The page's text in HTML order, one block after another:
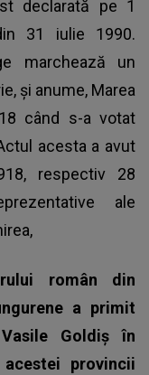
declarată pe 1
31 iulie 1990.
marchează un
și anume, Marea
când s-a votat
acesta a avut
respectiv 28
ale
român din
a primit
Goldiş în
provincii